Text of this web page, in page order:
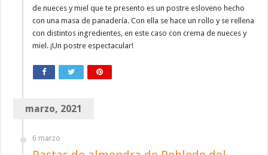
de nueces y miel que te presento es un postre esloveno hecho
con una masa de panadería. Con ella se hace un rollo y se rellena
con distintos ingredientes, en este caso con crema de nueces y
miel. ¡Un postre espectacular!
marzo, 2021
6 marzo